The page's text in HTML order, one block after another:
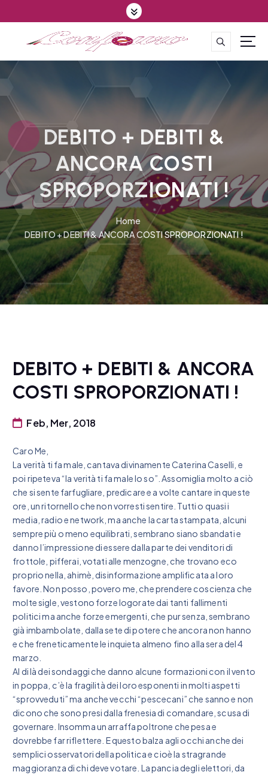
k
t
t
DEBITO + DEBITI &
ANCORA COSTI
SPROPORZIONATI !
Home
DEBITO + DEBITI & ANCORA COSTI SPROPORZIONATI !
DEBITO + DEBITI & ANCORA
COSTI SPROPORZIONATI !
Feb, Mer, 2018
Caro Me,
La verità ti fa male, cantava divinamente Caterina Caselli, e
poi ripeteva “la verità ti fa male lo so”. Assomiglia molto a ciò
che si sente farfugliare, predicare e a volte cantare in queste
ore, un ritornello che non vorresti sentire. Tutti o quasi i
media, radio e network, ma anche la carta stampata, alcuni
sempre più o meno equilibrati, sembrano siano sbandati e
danno l’impressione di essere dalla parte dei venditori di
frottole, pifferai, votati alle menzogne, che trovano eco
proprio nella, ahimè, disinformazione amplificata a loro
favore. Non posso, povero me, che prendere coscienza che
molte sigle, vestono forze logorate dai tanti fallimenti
politici ma anche forze emergenti, che pur senza, sembrano
già imbambolate, dalla sete di potere che ancora non hanno
e che freneticamente le inquieta almeno fino alla sera del 4
marzo.
Al di là dei sondaggi che danno alcune formazioni con il vento
in poppa, c’è la fragilità dei loro esponenti in molti aspetti
“sprovveduti” ma anche vecchi “pescecani” che sanno e non
dicono che sono presi dalla frenesia di comandare, scusa di
governare. Insomma un arraffa poltrone che pesa e
dovrebbe far riflettere. E questo balza agli occhi anche dei
semplici osservatori della politica e cioè la stragrande
maggioranza di chi deve votare. La pancia degli elettori, da